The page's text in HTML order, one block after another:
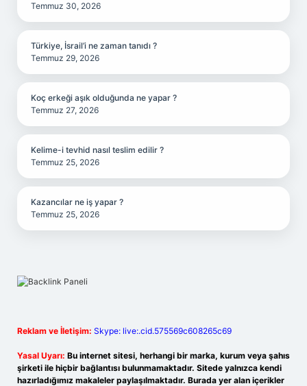
Temmuz 30, 2026
Türkiye, İsrail’i ne zaman tanıdı ?
Temmuz 29, 2026
Koç erkeği aşık olduğunda ne yapar ?
Temmuz 27, 2026
Kelime-i tevhid nasıl teslim edilir ?
Temmuz 25, 2026
Kazancılar ne iş yapar ?
Temmuz 25, 2026
Reklam ve İletişim: Skype: live:.cid.575569c608265c69
Yasal Uyarı: Bu internet sitesi, herhangi bir marka, kurum veya şahıs
şirketi ile hiçbir bağlantısı bulunmamaktadır. Sitede yalnızca kendi
hazırladığımız makaleler paylaşılmaktadır. Burada yer alan içerikler